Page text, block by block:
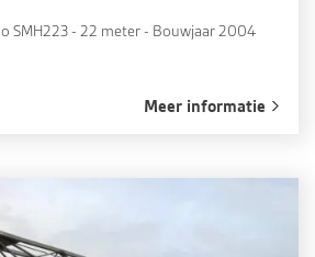
SMH223 - 22 meter - Bouwjaar 2004
Meer informatie